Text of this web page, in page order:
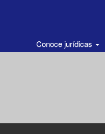
Conoce jurídicas